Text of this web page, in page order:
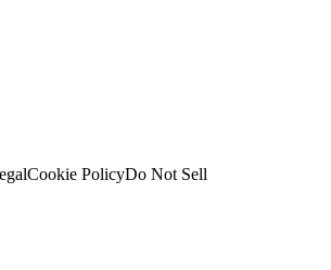
Cookie PolicyDo Not Sell